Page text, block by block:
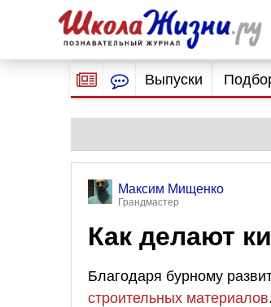
Выпуски
Максим Мищенко
Грандмастер
Как делают
Благодаря бурному
строительных материалов